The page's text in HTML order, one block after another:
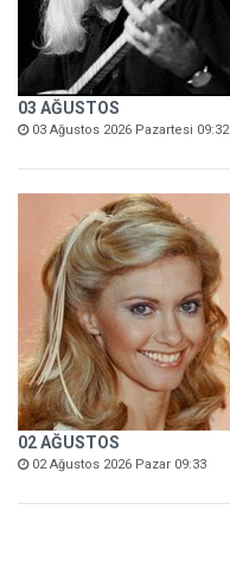
03 AĞUSTOS
03 Ağustos 2026 Pazartesi 09:32
02 AĞUSTOS
02 Ağustos 2026 Pazar 09:33